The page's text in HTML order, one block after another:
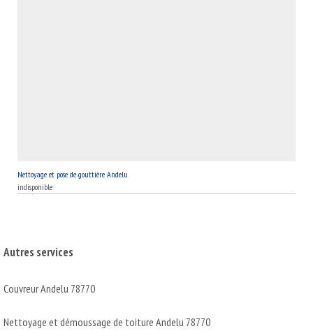
Nettoyage et pose de gouttière Andelu
indisponible
Autres services
Couvreur Andelu 78770
Nettoyage et démoussage de toiture Andelu 78770